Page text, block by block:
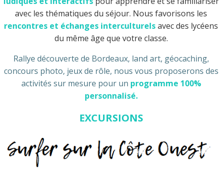
avec les thématiques du séjour. Nous favorisons les
rencontres et échanges interculturelsavec des lycéens
du même âge que votre classe.
Rallye découverte de Bordeaux, land art, géocaching,
concours photo, jeux de rôle, nous vous proposerons des
activités sur mesure pour un programme 100%
personnalisé.
EXCURSIONS